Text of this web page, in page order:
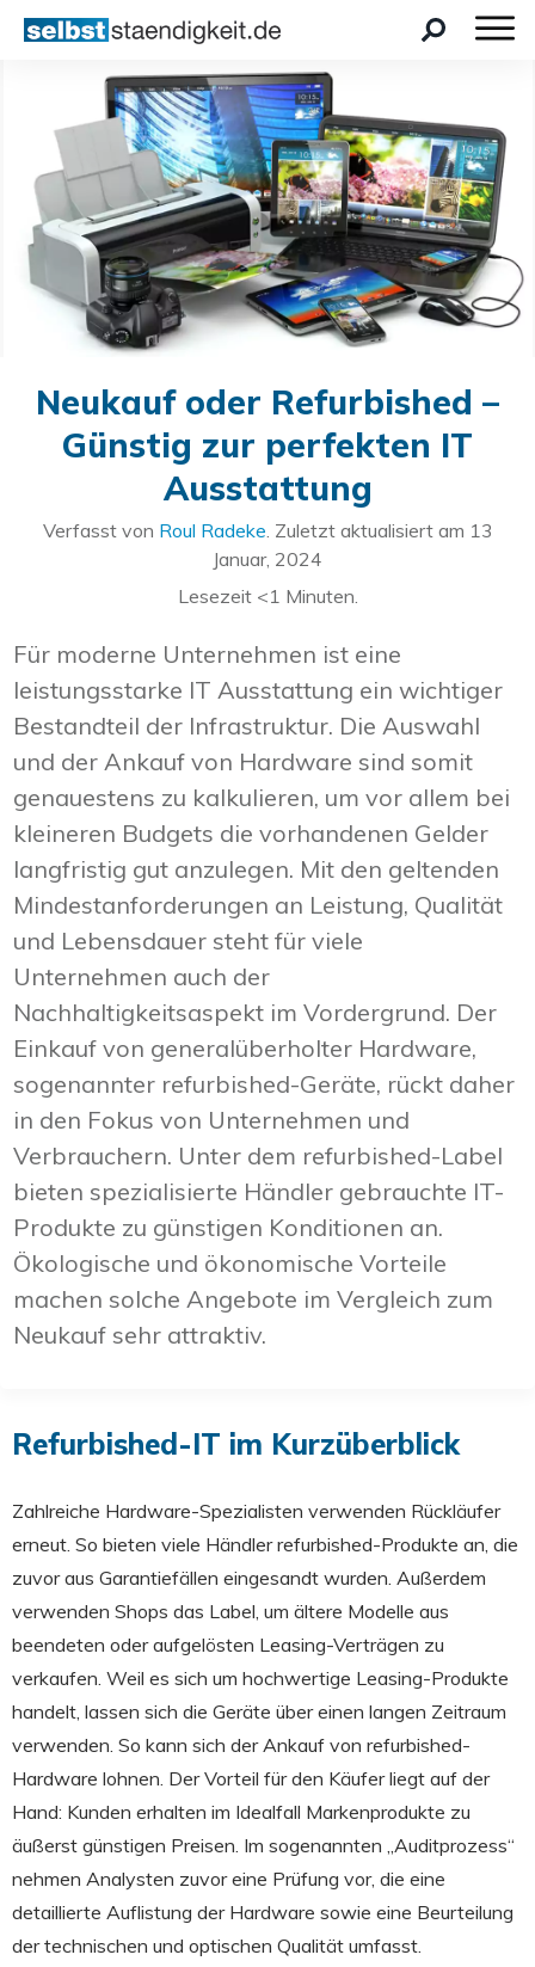
Neukauf oder Refurbished –
Günstig zur perfekten IT
Ausstattung
Verfasst von Roul Radeke. Zuletzt aktualisiert am 13
Januar, 2024
Lesezeit <1 Minuten.
Für moderne Unternehmen ist eine
leistungsstarke IT Ausstattung ein wichtiger
Bestandteil der Infrastruktur. Die Auswahl
und der Ankauf von Hardware sind somit
genauestens zu kalkulieren, um vor allem bei
kleineren Budgets die vorhandenen Gelder
langfristig gut anzulegen. Mit den geltenden
Mindestanforderungen an Leistung, Qualität
und Lebensdauer steht für viele
Unternehmen auch der
Nachhaltigkeitsaspekt im Vordergrund. Der
Einkauf von generalüberholter Hardware,
sogenannter refurbished-Geräte, rückt daher
in den Fokus von Unternehmen und
Verbrauchern. Unter dem refurbished-Label
bieten spezialisierte Händler gebrauchte IT-
Produkte zu günstigen Konditionen an.
Ökologische und ökonomische Vorteile
machen solche Angebote im Vergleich zum
Neukauf sehr attraktiv.
Refurbished-IT im Kurzüberblick
Zahlreiche Hardware-Spezialisten verwenden Rückläufer
erneut. So bieten viele Händler refurbished-Produkte an, die
zuvor aus Garantiefällen eingesandt wurden. Außerdem
verwenden Shops das Label, um ältere Modelle aus
beendeten oder aufgelösten Leasing-Verträgen zu
verkaufen. Weil es sich um hochwertige Leasing-Produkte
handelt, lassen sich die Geräte über einen langen Zeitraum
verwenden. So kann sich der Ankauf von refurbished-
Hardware lohnen. Der Vorteil für den Käufer liegt auf der
Hand: Kunden erhalten im Idealfall Markenprodukte zu
äußerst günstigen Preisen. Im sogenannten „Auditprozess“
nehmen Analysten zuvor eine Prüfung vor, die eine
detaillierte Auflistung der Hardware sowie eine Beurteilung
der technischen und optischen Qualität umfasst.